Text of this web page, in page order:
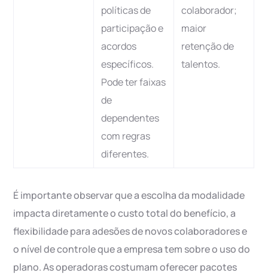
políticas de
participação e
acordos
específicos.
Pode ter faixas
de
dependentes
com regras
diferentes.
colaborador;
maior
retenção de
talentos.
É importante observar que a escolha da modalidade
impacta diretamente o custo total do benefício, a
flexibilidade para adesões de novos colaboradores e
o nível de controle que a empresa tem sobre o uso do
plano. As operadoras costumam oferecer pacotes